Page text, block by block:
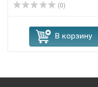
(0)
В корзину